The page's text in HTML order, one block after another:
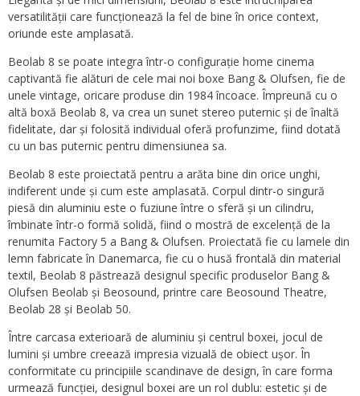
versatilității care funcționează la fel de bine în orice context,
oriunde este amplasată.
Beolab 8 se poate integra într-o configurație home cinema
captivantă fie alături de cele mai noi boxe Bang & Olufsen, fie de
unele vintage, oricare produse din 1984 încoace. Împreună cu o
altă boxă Beolab 8, va crea un sunet stereo puternic și de înaltă
fidelitate, dar și folosită individual oferă profunzime, fiind dotată
cu un bas puternic pentru dimensiunea sa.
Beolab 8 este proiectată pentru a arăta bine din orice unghi,
indiferent unde și cum este amplasată. Corpul dintr-o singură
piesă din aluminiu este o fuziune între o sferă și un cilindru,
îmbinate într-o formă solidă, fiind o mostră de excelență de la
renumita Factory 5 a Bang & Olufsen. Proiectată fie cu lamele din
lemn fabricate în Danemarca, fie cu o husă frontală din material
textil, Beolab 8 păstrează designul specific produselor Bang &
Olufsen Beolab și Beosound, printre care Beosound Theatre,
Beolab 28 și Beolab 50.
Între carcasa exterioară de aluminiu și centrul boxei, jocul de
lumini și umbre creează impresia vizuală de obiect ușor. În
conformitate cu principiile scandinave de design, în care forma
urmează funcției, designul boxei are un rol dublu: estetic și de